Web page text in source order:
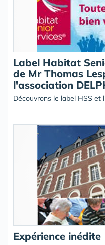
Label Habitat
de Mr Thomas
l'association
Découvrons le label HSS et
Expérience inédite